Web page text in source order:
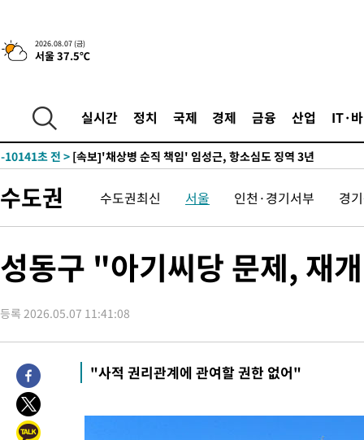
2026.08.07 (금)
서울 37.5℃
실시간 정치 국제 경제 금융 산업 IT·
-22305초 전 >외신들도 주목한 韓축구 파문…"국민적 공분에 수사 재개"
-22276초 전 > 11시간 압수수색에 성접대 파문까지…'쑥대밭' 된 축구협회
병태 후임
-17656초 전 >
[속보]국힘 윤리위, '돌려차기 발언' 진종오·서범수 징계 절차
-12981초 전 >
25.3%↑
-10141초 전 > [속보]'채상병 순직 책임' 임성근, 항소심도 징역 3년
-6607초 전 > 민주 콩고 에볼라환자 4천명 돌파, 4053명 발생 1850명 사망
-5857초 전 >[속보]'300억원대 사기 혐의' 차가원 대표 구속 송치
-3564초 전 >[속보]경찰·노동부, HL만도 평택사업장 끼임 사망 관련 압수수
압수수색
-30717초 전 >SK하이닉스, 용인·청주 팹에 54조 투자…"AI 메모리 수요 선
-27573초 전 >여자배구 이재영·이다영 자매, 아제르바이잔 투란VC 입단
-26826초 전 >
외국인 심판 성 접대 7경기 들여다보니…한국 축구 '5승 2무'
-26560초 전 >
[속보]코스닥, 2.86포인트(0.36%) 내린 798.81마감
-26513초 전 >
-26493초 전 >
수도권 수도권최신 서울 인천·경기서부 경
성동구 "아기씨당 문제, 재
등록 2026.05.07 11:41:08
"사적 권리관계에 관여할 권한 없어"